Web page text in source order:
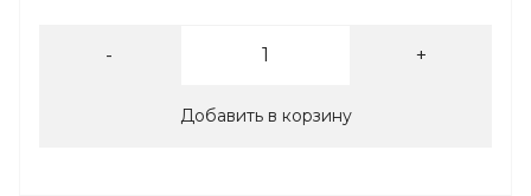
- +
Добавить в корзину